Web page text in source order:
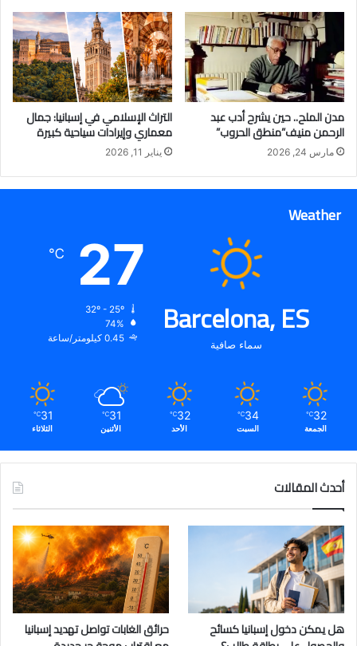
مدن الملح.. حين يشرح أدب عبد
الرحمن منيف”منطق الحروب”
مارس 24, 2026
التراث الإسلامي في إسبانيا: جمال
معماري وإيرادات سياحية كبيرة
يناير 11, 2026
Weather
Barcelona, ES
سماء صافية
27
℃
74%
0.45 كيلومتر/ساعة
32
℃
الجمعة
34
℃
السبت
32
℃
الأحد
31
℃
الأثنين
31
℃
الثلاثاء
أحدث المقالات
هل يمكن دخول إسبانيا كسائح
حرائق الغابات تواصل تهديد إسبانيا